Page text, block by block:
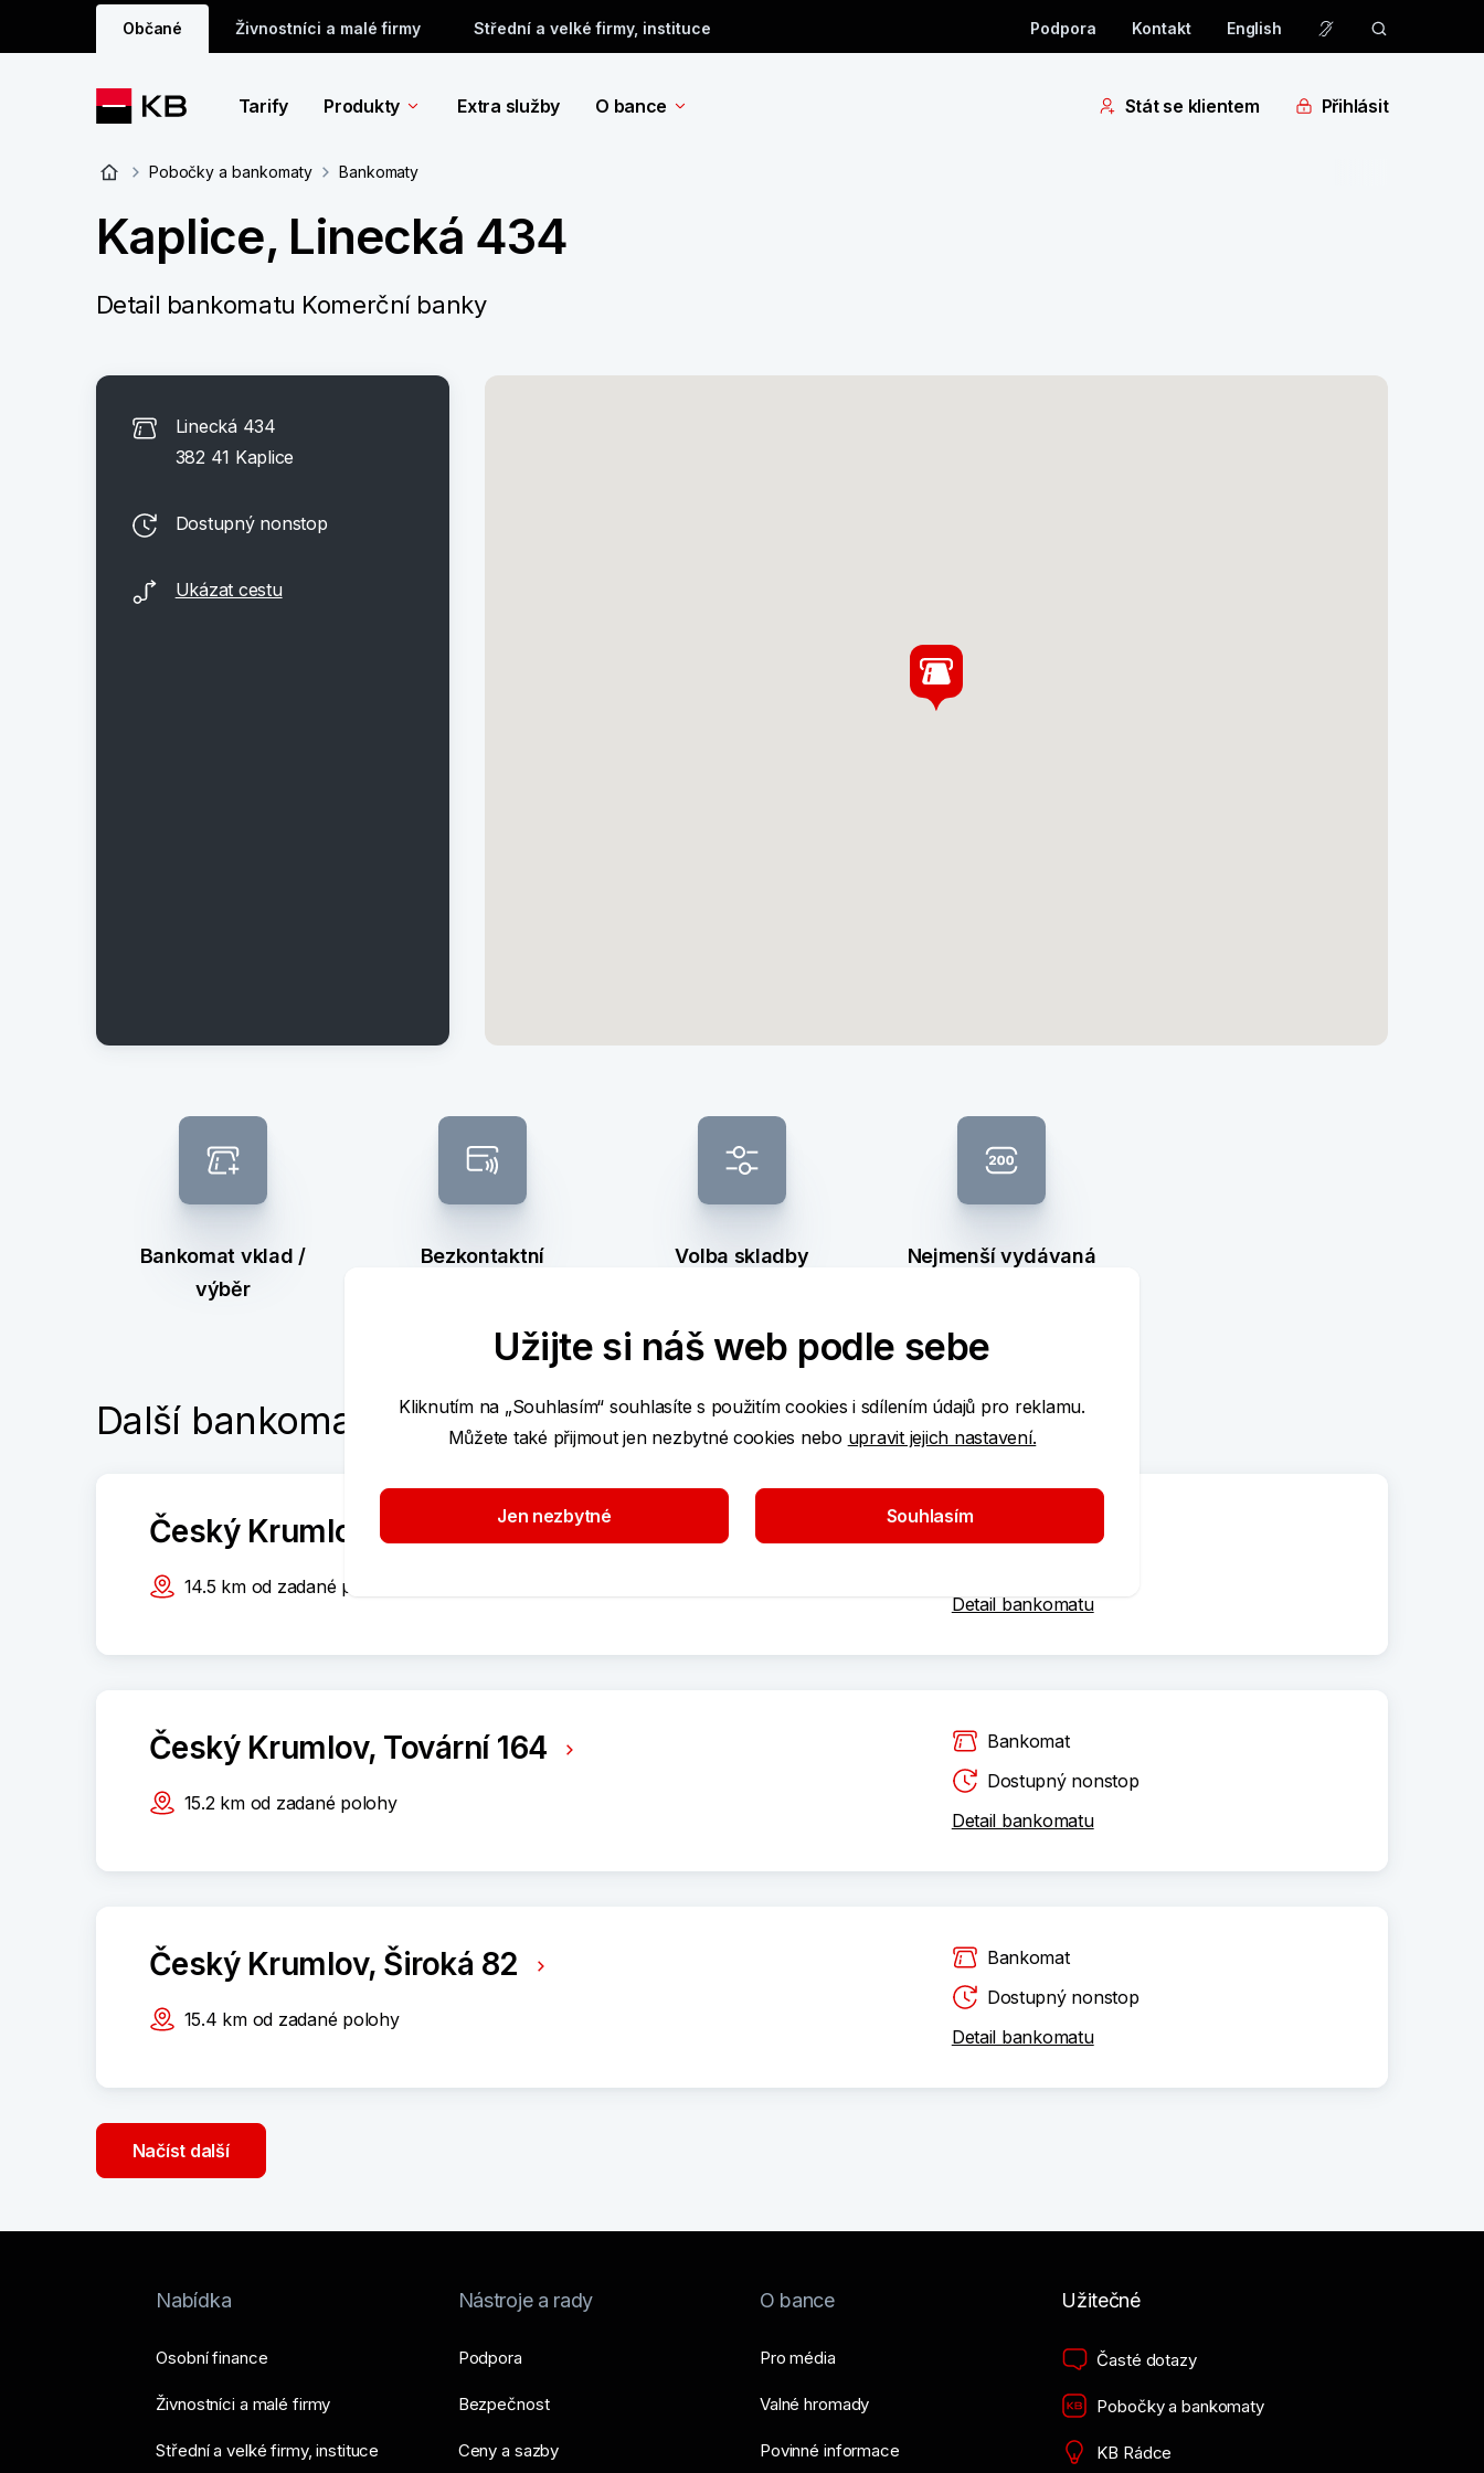
Občané Živnostníci a malé firmy Střední a velké firmy, instituce Podpora Kontakt English
Tarify Produkty Extra služby O bance Stát se klientem Přihlásit
Pobočky a bankomaty Bankomaty
Kaplice, Linecká 434
Detail bankomatu Komerční banky
Linecká 434
382 41 Kaplice
Dostupný nonstop
Ukázat cestu
Bankomat vklad /
výběr
Bezkontaktní
Volba skladby
Nejmenší vydávaná
Další bankomaty poblíž
Český Krumlov, Kaplická 439
14.5 km od zadané polohy
Detail bankomatu
Český Krumlov, Tovární 164
15.2 km od zadané polohy
Bankomat
Dostupný nonstop
Detail bankomatu
Český Krumlov, Široká 82
15.4 km od zadané polohy
Bankomat
Dostupný nonstop
Detail bankomatu
Načíst další
Nabídka
Osobní finance
Živnostníci a malé firmy
Střední a velké firmy, instituce
Nástroje a rady
Podpora
Bezpečnost
Ceny a sazby
O bance
Pro média
Valné hromady
Povinné informace
Užitečné
Časté dotazy
Pobočky a bankomaty
KB Rádce
Užijte si náš web podle sebe
Kliknutím na „Souhlasím“ souhlasíte s použitím cookies i sdílením údajů pro reklamu.
Můžete také přijmout jen nezbytné cookies nebo upravit jejich nastavení.
Jen nezbytné Souhlasím